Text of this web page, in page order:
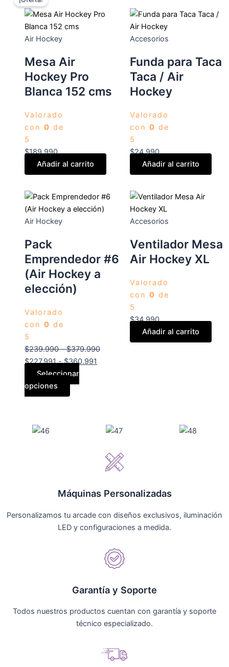
Air Hockey
Mesa Air
Hockey Pro
Blanca 152 cms
Valorado
con 0 de
5
$189.990
Añadir al carrito
Accesorios
Funda para Taca
Taca / Air
Hockey
Valorado
con 0 de
5
$24.990
Añadir al carrito
Air Hockey
Pack
Emprendedor #6
(Air Hockey a
elección)
Valorado
con 0 de
5
$239.990 - $379.990
precios:
$239.990
$379.990
$227.991 - $360.991
precios:
Seleccionar
opciones
tiene
múltiples
variantes.
opciones
se
pueden
en
la
página
de
producto
Accesorios
Ventilador Mesa
Air Hockey XL
Valorado
con 0 de
5
$34.990
Añadir al carrito
Máquinas Personalizadas
Personalizamos tu arcade con diseños exclusivos, iluminación
LED y configuraciones a medida.
Garantía y Soporte
Todos nuestros productos cuentan con garantía y soporte
técnico especializado.